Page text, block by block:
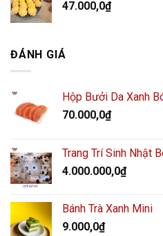
47.000,0₫
ĐÁNH GIÁ
Hộp Bưởi Da Xanh
70.000,0₫
Trang Trí Sinh Nhật
4.000.000,0₫
Bánh Trà Xanh Mini
9.000,0₫